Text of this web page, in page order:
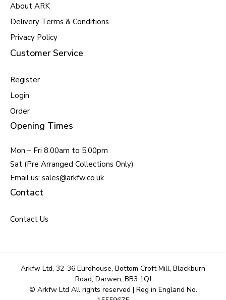
About ARK
Delivery Terms & Conditions
Privacy Policy
Customer Service
Register
Login
Order
Opening Times
Mon – Fri 8.00am to 5.00pm
Sat (Pre Arranged Collections Only)
Email us: sales@arkfw.co.uk
Contact
Contact Us
Arkfw Ltd, 32-36 Eurohouse, Bottom Croft Mill, Blackburn
Road, Darwen, BB3 1QJ
© Arkfw Ltd All rights reserved | Reg in England No.